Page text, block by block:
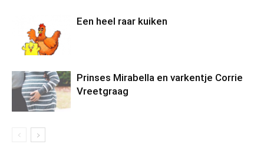
Een heel raar kuiken
Prinses Mirabella en varkentje Corrie
Vreetgraag